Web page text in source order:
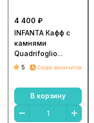
4 400 ₽
INFANTA Кафф с
камнями
Quadrifoglio
гранат в серебре
5 Скоро закончится
В корзину